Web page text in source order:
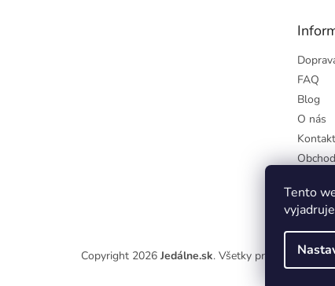
Tento
FAQ
Blog
O nás
Copyright 2026 Jedálne.sk. Všetky práva